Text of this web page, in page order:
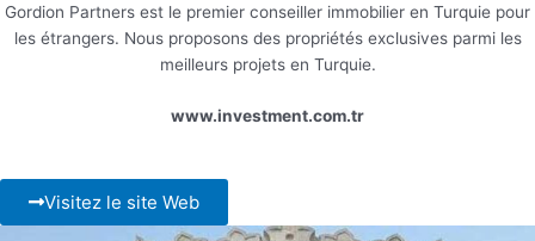
Gordion Partners est le premier conseiller immobilier en Turquie pour
les étrangers. Nous proposons des propriétés exclusives parmi les
meilleurs projets en Turquie.
www.investment.com.tr
Visitez le site Web